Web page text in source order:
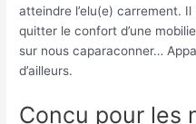
atteindre l’elu(e) carrement.
quitter le confort d’une
sur nous caparaconner…
d’ailleurs.
Concu pour les